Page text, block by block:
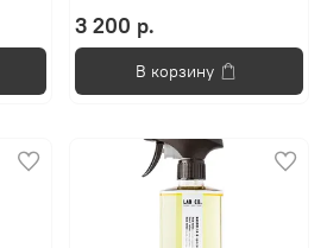
3 200 р.
В корзину